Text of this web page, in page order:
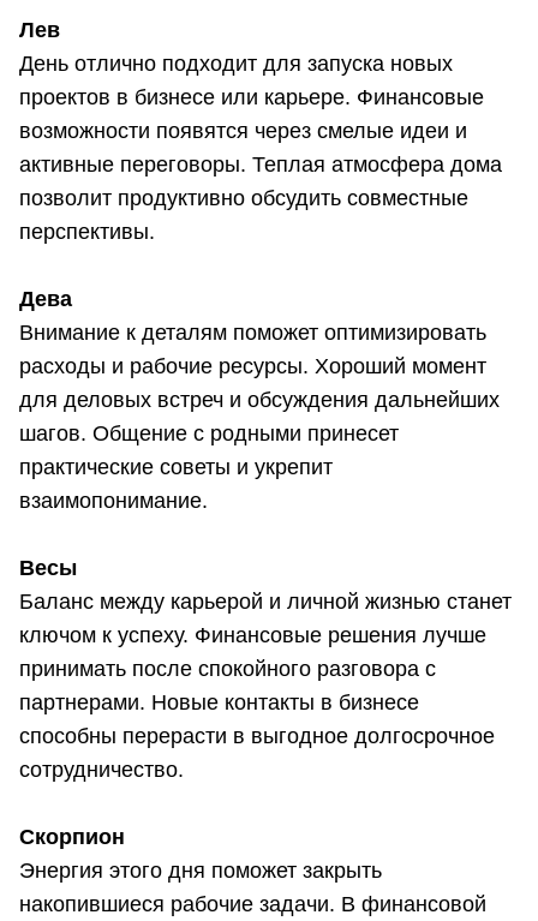
Лев
День отлично подходит для запуска новых
проектов в бизнесе или карьере. Финансовые
возможности появятся через смелые идеи и
активные переговоры. Теплая атмосфера дома
позволит продуктивно обсудить совместные
перспективы.
Дева
Внимание к деталям поможет оптимизировать
расходы и рабочие ресурсы. Хороший момент
для деловых встреч и обсуждения дальнейших
шагов. Общение с родными принесет
практические советы и укрепит
взаимопонимание.
Весы
Баланс между карьерой и личной жизнью станет
ключом к успеху. Финансовые решения лучше
принимать после спокойного разговора с
партнерами. Новые контакты в бизнесе
способны перерасти в выгодное долгосрочное
сотрудничество.
Скорпион
Энергия этого дня поможет закрыть
накопившиеся рабочие задачи. В финансовой